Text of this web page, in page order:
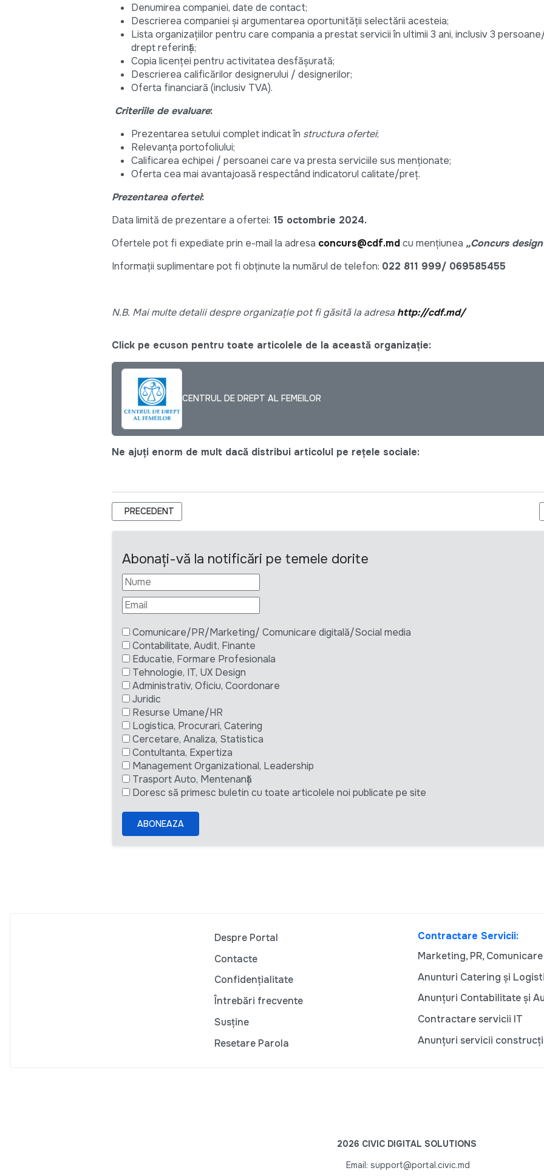
Denumirea companiei, date de contact;
Descrierea companiei şi argumentarea oportunităţii selectării acesteia;
Lista organizațiilor pentru care compania a prestat servicii în ultimii 3 ani, inclusiv 3
drept referință;
Copia licenţei pentru activitatea desfășurată;
Descrierea calificărilor designerului / designerilor;
Oferta financiară (inclusiv TVA).
Criteriile de evaluare:
Prezentarea setului complet indicat în structura ofertei;
Relevanța portofoliului;
Calificarea echipei / persoanei care va presta serviciile sus menționate;
Oferta cea mai avantajoasă respectând indicatorul calitate/preț.
Prezentarea ofertei:
Data limită de prezentare a ofertei: 15 octombrie 2024.
Ofertele pot fi expediate prin e-mail la adresa concurs@cdf.mdcu mențiunea „Concurs
Informaţii suplimentare pot fi obţinute la numărul de telefon: 022 811 999/ 069585455
N.B. Mai multe detalii despre organizație pot fi găsită la adresahttp://cdf.md/
Click pe ecuson pentru toate articolele de la această organizație:
CENTRUL DE DREPT AL FEMEILOR
Ne ajuți enorm de mult dacă distribui articolul pe rețele sociale:
ARTICOL PRECEDENT: SOLICITAREA OFERTELOR DE PREȚ PENTRU BUNURI
PRECEDENT
Abonați-vă la notificări pe temele dorite
Comunicare/PR/Marketing/ Comunicare digitală/Social media
Contabilitate, Audit, Finante
Educatie, Formare Profesionala
Tehnologie, IT, UX Design
Administrativ, Oficiu, Coordonare
Juridic
Resurse Umane/HR
Logistica, Procurari, Catering
Cercetare, Analiza, Statistica
Contultanta, Expertiza
Management Organizational, Leadership
Trasport Auto, Mentenanță
Doresc să primesc buletin cu toate articolele noi publicate pe site
ABONEAZA
Despre Portal
Contacte
Confidențialitate
Întrebări frecvente
Susține
Resetare Parola
Contractare Servicii:
Marketing, PR, Comunicare
Anunturi Catering și
Anunțuri Contabilitate și
Contractare servicii IT
Anunțuri servicii
2026 CIVIC DIGITAL SOLUTIONS
Email: support@portal.civic.md